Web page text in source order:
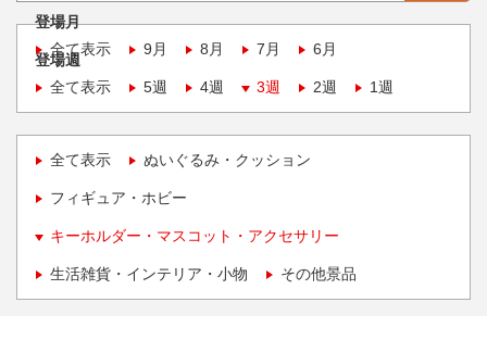
登場月
全て表示
9月 8月 7月 6月
登場週
全て表示
5週 4週 3週 2週 1週
全て表示 ぬいぐるみ・クッション
フィギュア・ホビー
キーホルダー・マスコット・アクセサリー
生活雑貨・インテリア・小物 その他景品